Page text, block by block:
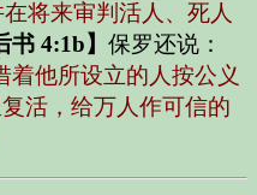
在将来审判活人、死人
书 4:1b】 保罗还说：
着他所设立的人按公义
活，给万人作可信的